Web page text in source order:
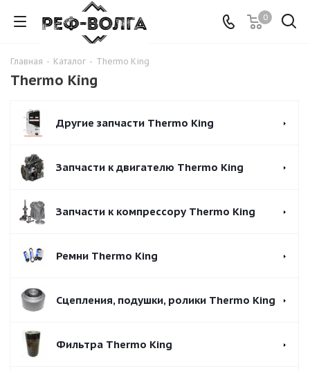
0
Главная - Каталог - Thermo King
Thermo King
Другие запчасти Thermo King
Запчасти к двигателю Thermo King
Запчасти к компрессору Thermo King
Ремни Thermo King
Сцепления, подушки, ролики Thermo King
Фильтра Thermo King